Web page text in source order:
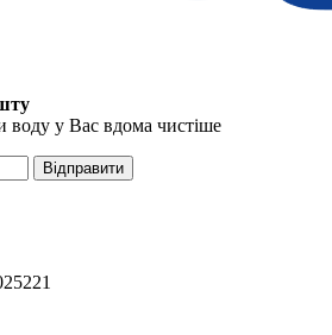
воду у Вас вдома чистіше
Відправити